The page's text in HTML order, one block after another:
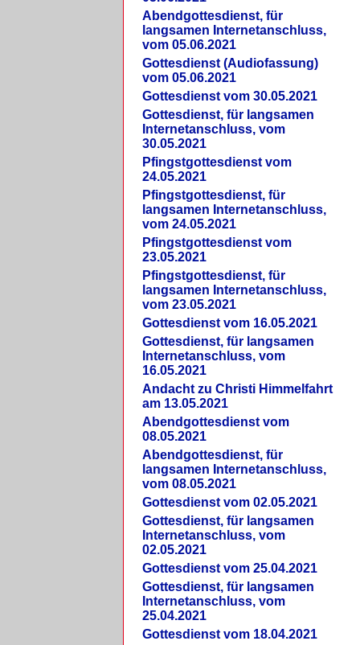
Abendgottesdienst, für
langsamen Internetanschluss,
vom 05.06.2021
Gottesdienst (Audiofassung)
vom 05.06.2021
Gottesdienst vom 30.05.2021
Gottesdienst, für langsamen
Internetanschluss, vom
30.05.2021
Pfingstgottesdienst vom
24.05.2021
Pfingstgottesdienst, für
langsamen Internetanschluss,
vom 24.05.2021
Pfingstgottesdienst vom
23.05.2021
Pfingstgottesdienst, für
langsamen Internetanschluss,
vom 23.05.2021
Gottesdienst vom 16.05.2021
Gottesdienst, für langsamen
Internetanschluss, vom
16.05.2021
Andacht zu Christi Himmelfahrt
am 13.05.2021
Abendgottesdienst vom
08.05.2021
Abendgottesdienst, für
langsamen Internetanschluss,
vom 08.05.2021
Gottesdienst vom 02.05.2021
Gottesdienst, für langsamen
Internetanschluss, vom
02.05.2021
Gottesdienst vom 25.04.2021
Gottesdienst, für langsamen
Internetanschluss, vom
25.04.2021
Gottesdienst vom 18.04.2021